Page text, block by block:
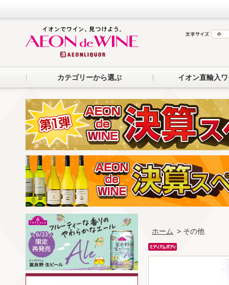
カテゴリーから選ぶ イオン直輸入
ホーム > その他